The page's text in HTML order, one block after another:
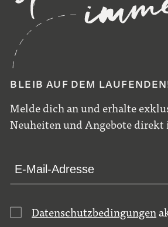
BLEIB AUF DEM
Melde dich an und erhalte
Neuheiten und Angebote direkt
Datenschutzbedingungen